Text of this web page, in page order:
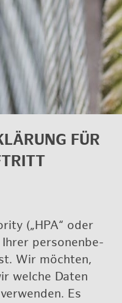
FÜR
(„HPA“ oder
Ihrer per­so­nen­be­
Wir möch­ten,
wel­che Daten
Es